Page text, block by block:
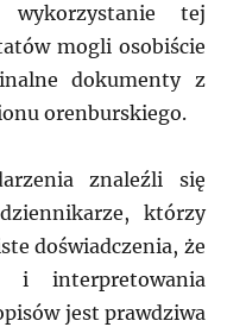
wykorzystanie tej
mogli osobiście
dokumenty z
orenburskiego.
znaleźli się
którzy
doświadczenia, że
i interpretowania
jest prawdziwa